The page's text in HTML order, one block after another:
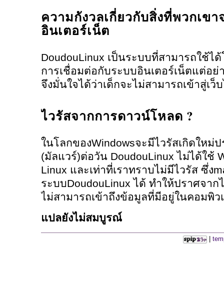
ความกังวลเกี่ยวกับสิ่งที่พวกเขา
อินเตอร์เน็ต
DoudouLinux เป็นระบบที่สามารถใช้ไ
การเชื่อมต่อกับระบบอินเตอร์เน็ตแต่อ
จึงมั่นใจได้ว่าเด็กจะไม่สามารถเข้าสู่เว็
ไวรัสจากการดาวน์โหลด ?
ในโลกของWindowsจะมีไวรัสเกิดใหม่
(มัลแวร์)ต่อวัน DoudouLinux ไม่ได้ใช้
Linux และเท่าที่เราทราบไม่มีไวรัส ซึ่ง
ระบบDoudouLinux ได้ ทำให้ปราศจาก
ไม่สามารถเข้าถึงข้อมูลที่มีอยู่ในคอมพิ
แปลยังไม่สมบูรณ์